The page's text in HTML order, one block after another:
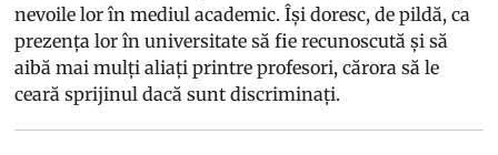
nevoile lor în mediul academic. Își doresc, de pildă, ca
prezența lor în universitate să fie recunoscută și să
aibă mai mulți aliați printre profesori, cărora să le
ceară sprijinul dacă sunt discriminați.